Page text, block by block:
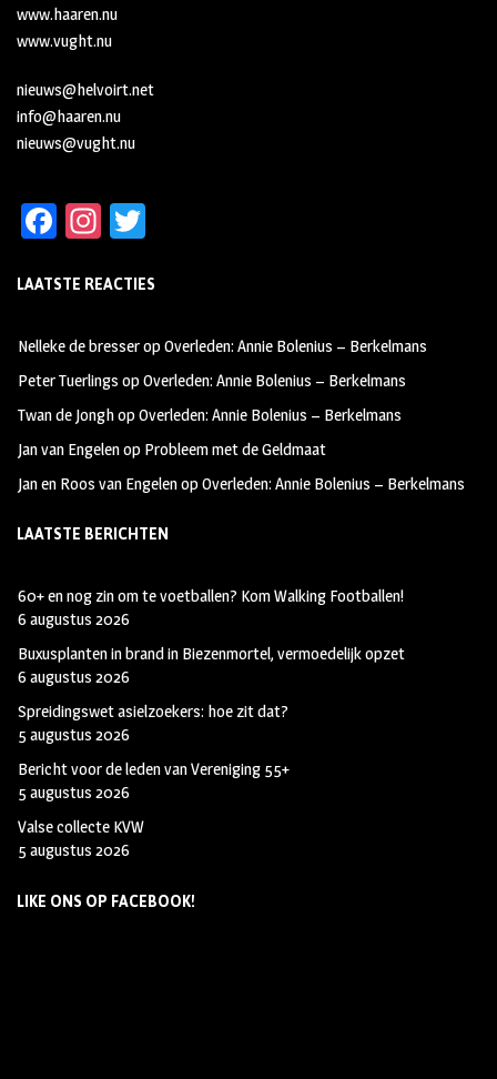
www.haaren.nu
www.vught.nu
nieuws@helvoirt.net
info@haaren.nu
nieuws@vught.nu
Fa
b
oo
k
In
ag
m
tt
LAATSTE REACTIES
Nelleke de bresseropOverleden: Annie Bolenius – Berkelmans
Peter Tuerlings opOverleden: Annie Bolenius – Berkelmans
Twan de JonghopOverleden: Annie Bolenius – Berkelmans
Jan van Engelenop Probleem met de Geldmaat
Jan en Roos van EngelenopOverleden: Annie Bolenius – Berkelmans
LAATSTE BERICHTEN
60+ en nog zin om te voetballen? Kom Walking Footballen!
6 augustus 2026
Buxusplanten in brand in Biezenmortel, vermoedelijk opzet
6 augustus 2026
Spreidingswet asielzoekers: hoe zit dat?
5 augustus 2026
Bericht voor de leden van Vereniging 55+
5 augustus 2026
Valse collecte KVW
5 augustus 2026
LIKE ONS OP FACEBOOK!